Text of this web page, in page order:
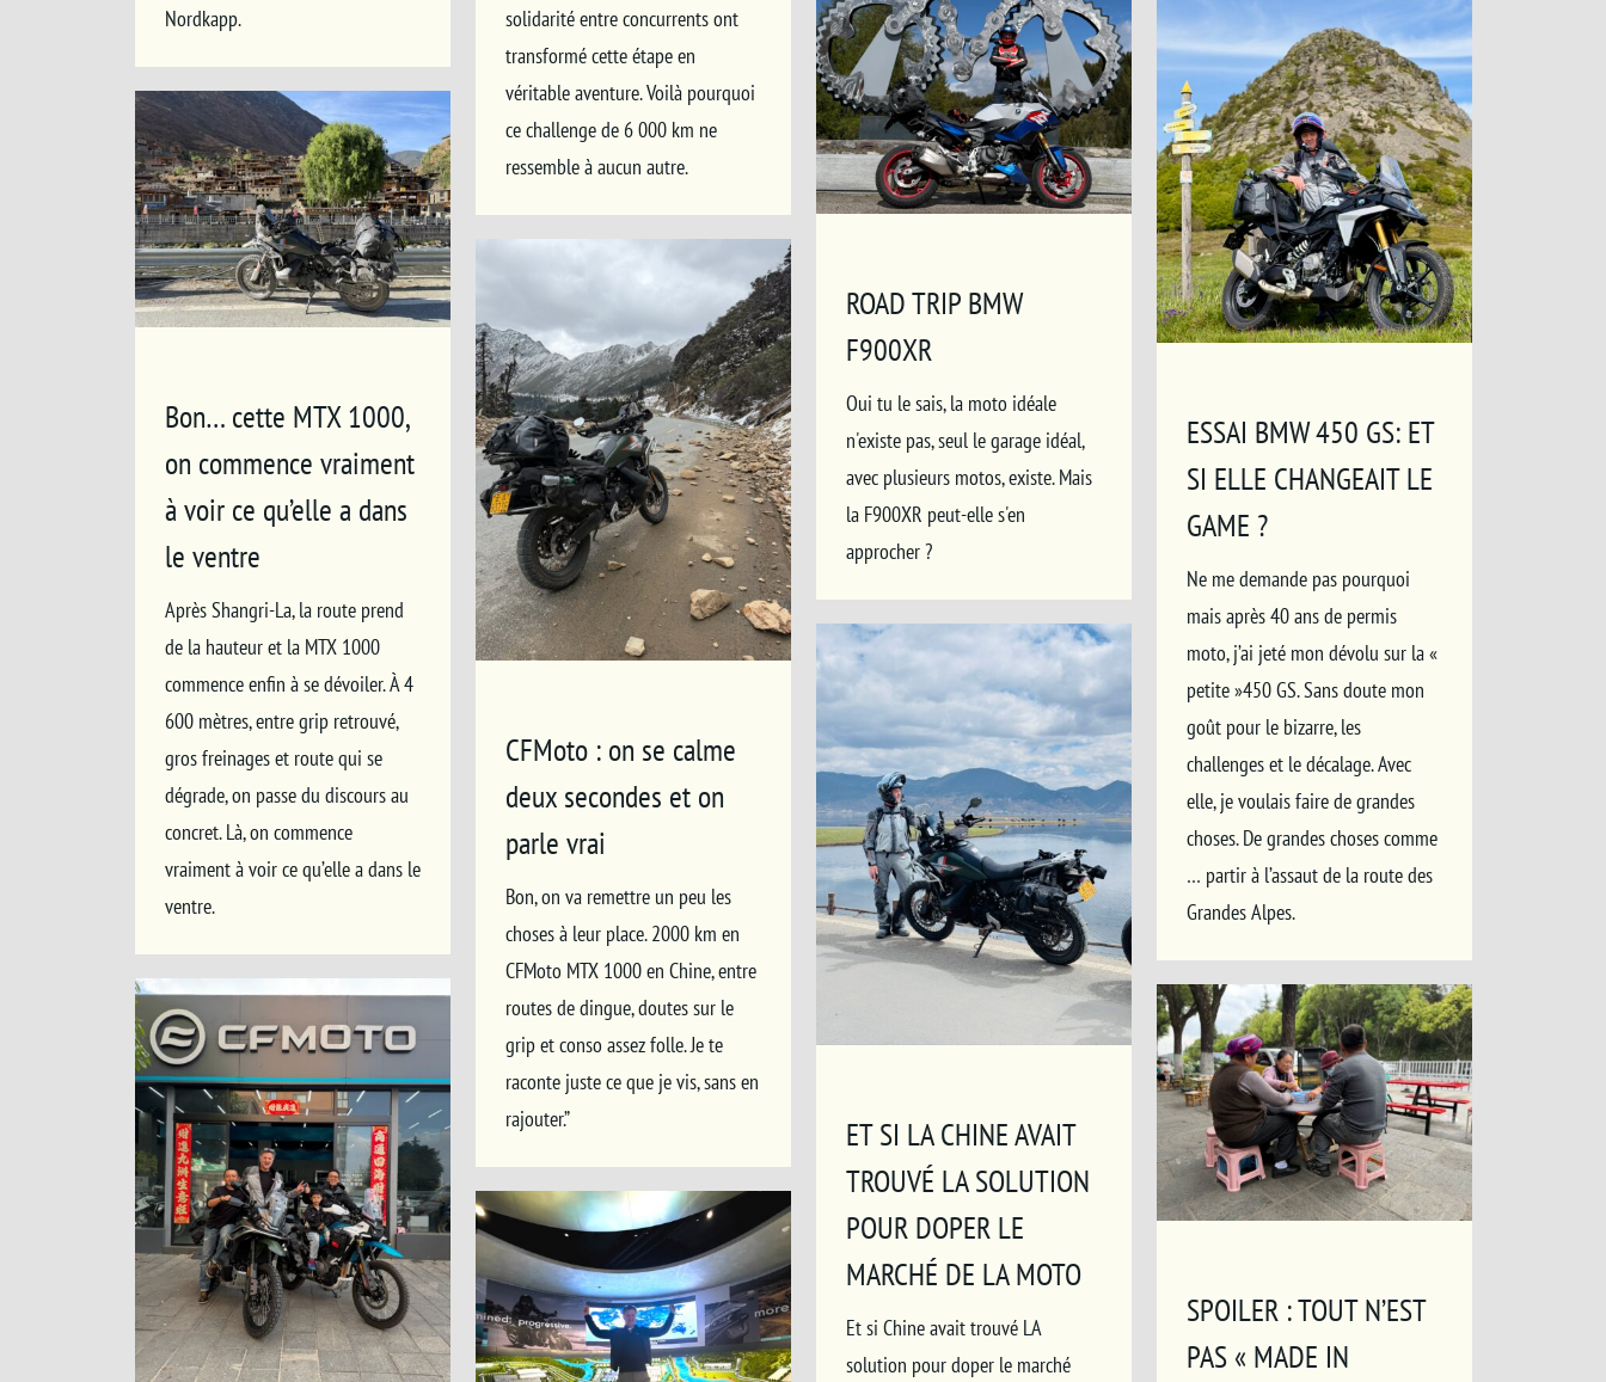
Nordkapp.
solidarité entre concurrents ont
transformé cette étape en
véritable aventure. Voilà pourquoi
ce challenge de 6 000 km ne
ressemble à aucun autre.
ROAD TRIP BMW
F900XR
Oui tu le sais, la moto idéale
n'existe pas, seul le garage idéal,
avec plusieurs motos, existe. Mais
la F900XR peut-elle s'en
approcher ?
ESSAI BMW 450 GS: ET
SI ELLE CHANGEAIT LE
GAME ?
Ne me demande pas pourquoi
mais après 40 ans de permis
moto, j’ai jeté mon dévolu sur la «
petite »450 GS. Sans doute mon
goût pour le bizarre, les
challenges et le décalage. Avec
elle, je voulais faire de grandes
choses. De grandes choses comme
… partir à l’assaut de la route des
Grandes Alpes.
Bon… cette MTX 1000,
on commence vraiment
à voir ce qu’elle a dans
le ventre
Après Shangri-La, la route prend
de la hauteur et la MTX 1000
commence enfin à se dévoiler. À 4
600 mètres, entre grip retrouvé,
gros freinages et route qui se
dégrade, on passe du discours au
concret. Là, on commence
vraiment à voir ce qu’elle a dans le
ventre.
CFMoto : on se calme
deux secondes et on
parle vrai
Bon, on va remettre un peu les
choses à leur place. 2000 km en
CFMoto MTX 1000 en Chine, entre
routes de dingue, doutes sur le
grip et conso assez folle. Je te
raconte juste ce que je vis, sans en
rajouter.”
ET SI LA CHINE AVAIT
TROUVÉ LA SOLUTION
POUR DOPER LE
MARCHÉ DE LA MOTO
Et si Chine avait trouvé LA
solution pour doper le marché
SPOILER : TOUT N’EST
PAS « MADE IN